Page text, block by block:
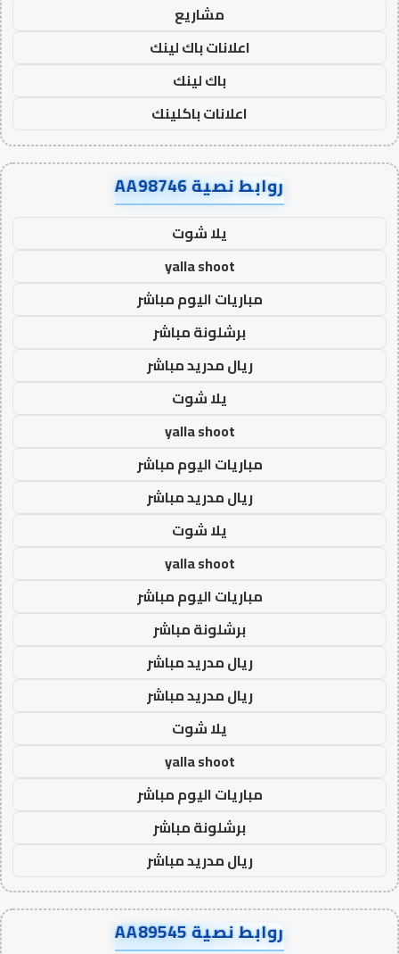
مشاريع
اعلانات باك لينك
باك لينك
اعلانات باكلينك
روابط نصية AA98746
يلا شوت
yalla shoot
مباريات اليوم مباشر
برشلونة مباشر
ريال مدريد مباشر
يلا شوت
yalla shoot
مباريات اليوم مباشر
ريال مدريد مباشر
يلا شوت
yalla shoot
مباريات اليوم مباشر
برشلونة مباشر
ريال مدريد مباشر
ريال مدريد مباشر
يلا شوت
yalla shoot
مباريات اليوم مباشر
برشلونة مباشر
ريال مدريد مباشر
روابط نصية AA89545